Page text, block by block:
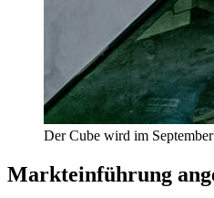
Der Cube wird im
Markteinführung